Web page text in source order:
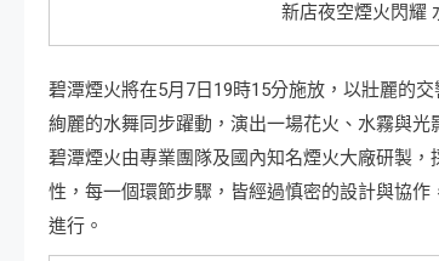
新店夜空煙火閃耀
碧潭煙火將在5月7日19時15分施放，以壯麗的
絢麗的水舞同步躍動，演出一場花火、水霧與
碧潭煙火由專業團隊及國內知名煙火大廠研製
性，每一個環節步驟，皆經過慎密的設計與協
進行。